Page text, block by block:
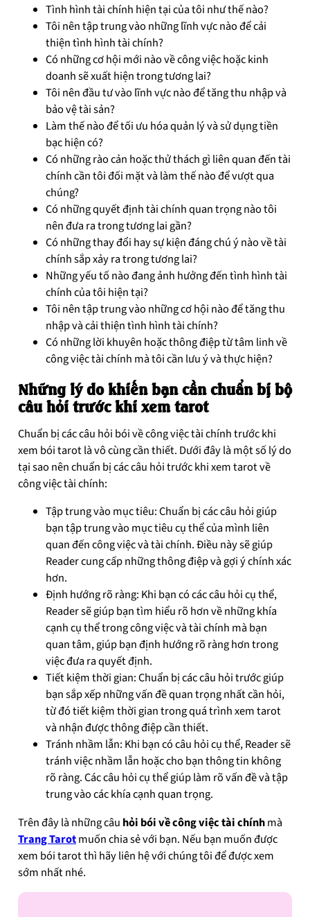
Tình hình tài chính hiện tại của tôi như thế nào?
Tôi nên tập trung vào những lĩnh vực nào để cải
thiện tình hình tài chính?
Có những cơ hội mới nào về công việc hoặc kinh
doanh sẽ xuất hiện trong tương lai?
Tôi nên đầu tư vào lĩnh vực nào để tăng thu nhập và
bảo vệ tài sản?
Làm thế nào để tối ưu hóa quản lý và sử dụng tiền
bạc hiện có?
Có những rào cản hoặc thử thách gì liên quan đến tài
chính cần tôi đối mặt và làm thế nào để vượt qua
chúng?
Có những quyết định tài chính quan trọng nào tôi
nên đưa ra trong tương lai gần?
Có những thay đổi hay sự kiện đáng chú ý nào về tài
chính sắp xảy ra trong tương lai?
Những yếu tố nào đang ảnh hưởng đến tình hình tài
chính của tôi hiện tại?
Tôi nên tập trung vào những cơ hội nào để tăng thu
nhập và cải thiện tình hình tài chính?
Có những lời khuyên hoặc thông điệp từ tâm linh về
công việc tài chính mà tôi cần lưu ý và thực hiện?
Những lý do khiến bạn cần chuẩn bị bộ
câu hỏi trước khi xem tarot
Chuẩn bị các câu hỏi bói về công việc tài chính trước khi
xem bói tarot là vô cùng cần thiết. Dưới đây là một số lý do
tại sao nên chuẩn bị các câu hỏi trước khi xem tarot về
công việc tài chính:
Tập trung vào mục tiêu: Chuẩn bị các câu hỏi giúp
bạn tập trung vào mục tiêu cụ thể của mình liên
quan đến công việc và tài chính. Điều này sẽ giúp
Reader cung cấp những thông điệp và gợi ý chính xác
hơn.
Định hướng rõ ràng: Khi bạn có các câu hỏi cụ thể,
Reader sẽ giúp bạn tìm hiểu rõ hơn về những khía
cạnh cụ thể trong công việc và tài chính mà bạn
quan tâm, giúp bạn định hướng rõ ràng hơn trong
việc đưa ra quyết định.
Tiết kiệm thời gian: Chuẩn bị các câu hỏi trước giúp
bạn sắp xếp những vấn đề quan trọng nhất cần hỏi,
từ đó tiết kiệm thời gian trong quá trình xem tarot
và nhận được thông điệp cần thiết.
Tránh nhầm lẫn: Khi bạn có câu hỏi cụ thể, Reader sẽ
tránh việc nhầm lẫn hoặc cho bạn thông tin không
rõ ràng. Các câu hỏi cụ thể giúp làm rõ vấn đề và tập
trung vào các khía cạnh quan trọng.
Trên đây là những câu hỏi bói về công việc tài chínhmà
Trang Tarotmuốn chia sẻ với bạn. Nếu bạn muốn được
xem bói tarot thì hãy liên hệ với chúng tôi để được xem
sớm nhất nhé.